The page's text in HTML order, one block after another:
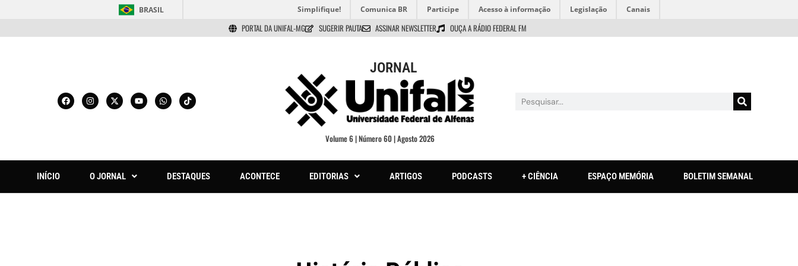
BRASIL Simplifique! Comunica BR Participe Acesso à informação Legislação Canais
PORTAL DA UNIFAL-MG SUGERIR PAUTA ASSINAR NEWSLETTER OUÇA A RÁDIO FEDERAL FM
JORNAL
Volume 6 | Número 60 | Agosto 2026
INÍCIO O JORNAL DESTAQUES ACONTECE EDITORIAS ARTIGOS PODCASTS + CIÊNCIA ESPAÇO MEMÓRIA BOLETIM SEMANAL